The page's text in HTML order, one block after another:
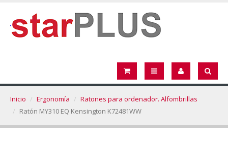
Inicio Ergonomía
Ratones para ordenador. Alfombrillas
Ratón MY310 EQ Kensington K72481WW